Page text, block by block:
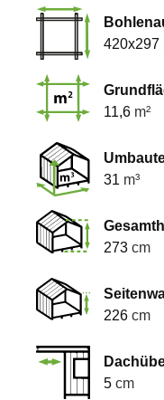
420x297
11,6 m²
31 m³
273 cm
226 cm
5 cm